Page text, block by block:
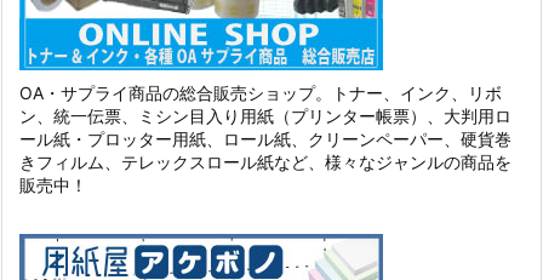
OA・サプライ商品の総合販売ショップ。トナー、インク、リボ
ン、統一伝票、ミシン目入り用紙（プリンター帳票）、大判用ロ
ール紙・プロッター用紙、ロール紙、クリーンペーパー、硬貨巻
きフィルム、テレックスロール紙など、様々なジャンルの商品を
販売中！